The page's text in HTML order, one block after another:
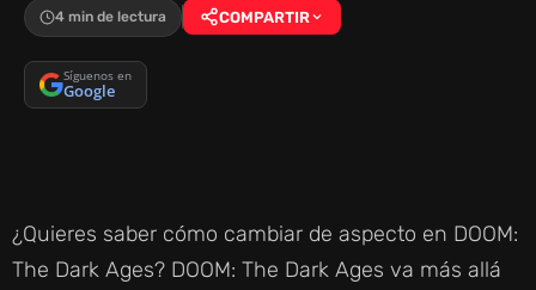
4 min de lectura COMPARTIR
Síguenos en
Google
¿Quieres saber cómo cambiar de aspecto en DOOM:
The Dark Ages? DOOM: The Dark Ages va más allá